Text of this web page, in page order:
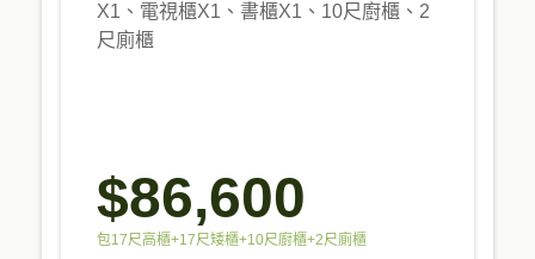
X1、電視櫃X1、書櫃X1、10尺廚櫃、2
尺廁櫃
$86,600
包17尺高櫃+17尺矮櫃+10尺廚櫃+2尺廁櫃